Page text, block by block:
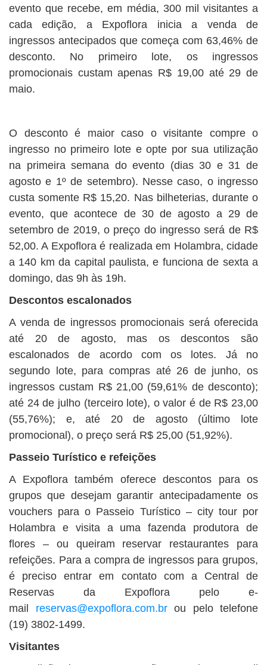
evento que recebe, em média, 300 mil visitantes a
cada edição, a Expoflora inicia a venda de
ingressos antecipados que começa com 63,46% de
desconto. No primeiro lote, os ingressos
promocionais custam apenas R$ 19,00 até 29 de
maio.
O desconto é maior caso o visitante compre o
ingresso no primeiro lote e opte por sua utilização
na primeira semana do evento (dias 30 e 31 de
agosto e 1º de setembro). Nesse caso, o ingresso
custa somente R$ 15,20. Nas bilheterias, durante o
evento, que acontece de 30 de agosto a 29 de
setembro de 2019, o preço do ingresso será de R$
52,00. A Expoflora é realizada em Holambra, cidade
a 140 km da capital paulista, e funciona de sexta a
domingo, das 9h às 19h.
Descontos escalonados
A venda de ingressos promocionais será oferecida
até 20 de agosto, mas os descontos são
escalonados de acordo com os lotes. Já no
segundo lote, para compras até 26 de junho, os
ingressos custam R$ 21,00 (59,61% de desconto);
até 24 de julho (terceiro lote), o valor é de R$ 23,00
(55,76%); e, até 20 de agosto (último lote
promocional), o preço será R$ 25,00 (51,92%).
Passeio Turístico e refeições
A Expoflora também oferece descontos para os
grupos que desejam garantir antecipadamente os
vouchers para o Passeio Turístico – city tour por
Holambra e visita a uma fazenda produtora de
flores – ou queiram reservar restaurantes para
refeições. Para a compra de ingressos para grupos,
é preciso entrar em contato com a Central de
Reservas da Expoflora pelo e-
mail reservas@expoflora.com.brou pelo telefone
(19) 3802-1499.
Visitantes